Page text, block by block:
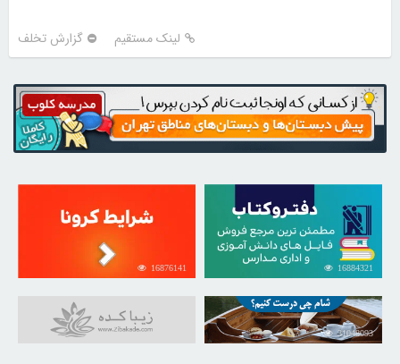
لینک مستقیم گزارش تخلف
16884321
16876141
31048093